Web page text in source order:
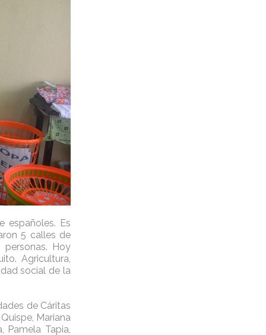
españoles. Es
5 calles de
Hoy
Agricultura,
social de la
de Cáritas
Mariana
Pamela Tapia,